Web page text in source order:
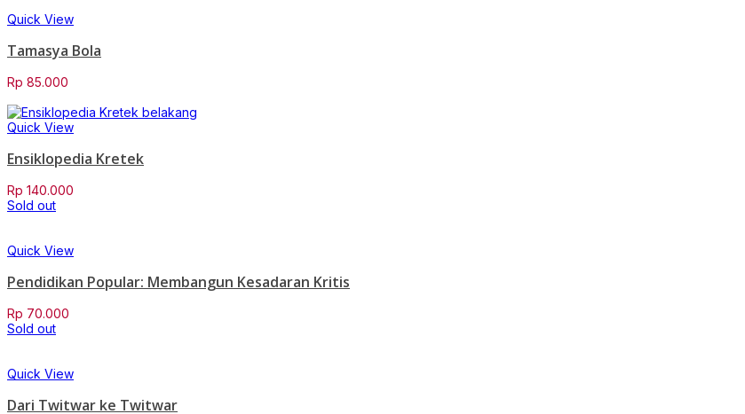
Quick View
Tamasya Bola
Rp 85.000
Quick View
Ensiklopedia Kretek
Rp 140.000
Sold out
Quick View
Pendidikan Popular: Membangun Kesadaran Kritis
Rp 70.000
Sold out
Quick View
Dari Twitwar ke Twitwar